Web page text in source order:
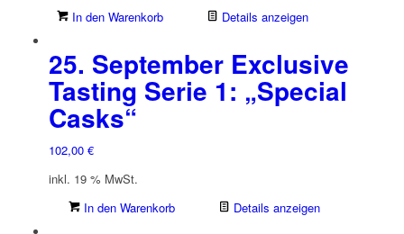
In den Warenkorb
Details anzeigen
25. September Exclusive
Tasting Serie 1: „Special
Casks“
102,00 €
inkl. 19 % MwSt.
In den Warenkorb
Details anzeigen